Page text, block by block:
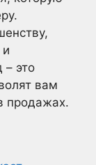
– это
вам
продажах.